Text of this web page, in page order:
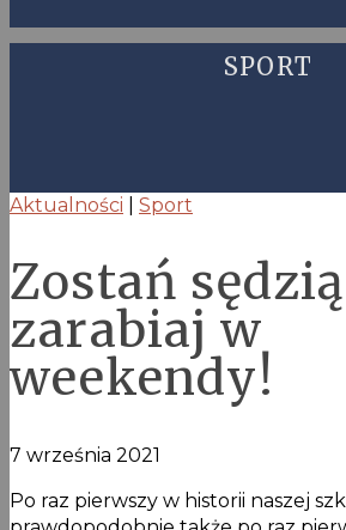
SPORT
Aktualności Sport
Zostań
zarabiaj w
weekendy!
7 września 2021
Po raz pierwszy w historii naszej